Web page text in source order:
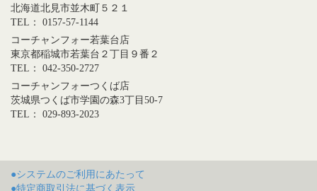
北海道北見市並木町５２１
TEL： 0157-57-1144
コーチャンフォー若葉台店
東京都稲城市若葉台２丁目９番２
TEL： 042-350-2727
コーチャンフォーつくば店
茨城県つくば市学園の森3丁目50-7
TEL： 029-893-2023
●システムのご利用にあたって
●特定商取引法に基づく表示